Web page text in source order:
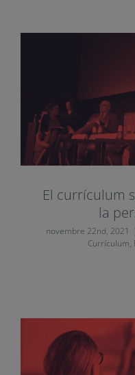
El currículum
la
novembre 22nd, 2021
Currículum,